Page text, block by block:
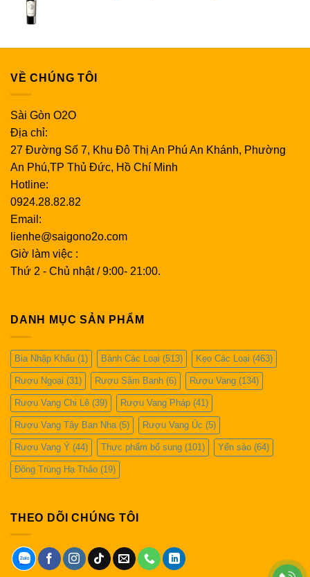
VỀ CHÚNG TÔI
Sài Gòn O2O
Địa chỉ:
27 Đường Số 7, Khu Đô Thị An Phú An Khánh, Phường
An Phú,TP Thủ Đức, Hồ Chí Minh
Hotline:
0924.28.82.82
Email:
lienhe@saigono2o.com
Giờ làm việc :
Thứ 2 - Chủ nhật / 9:00- 21:00.
DANH MỤC SẢN PHẨM
Bia Nhập Khẩu (1) Bánh Các Loại (513) Kẹo Các Loại (463)
Rượu Ngoại (31) Rượu Sâm Banh (6) Rượu Vang (134)
Rượu Vang Chi Lê (39) Rượu Vang Pháp (41)
Rượu Vang Tây Ban Nha (5) Rượu Vang Úc (5)
Rượu Vang Ý (44) Thực phẩm bổ sung (101) Yến sào (64)
Đông Trùng Hạ Thảo (19)
THEO DÕI CHÚNG TÔI